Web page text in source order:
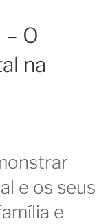
O
na
e os seus
e